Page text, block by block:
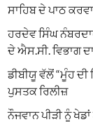
ਸਾਹਿਬ ਦੇ ਪਾਠ
ਹਰਦੇਵ ਸਿੰਘ
ਦੇ ਐਸ.ਸੀ. ਵਿਭਾਗ
ਡੀਬੀਯੂ ਵੱਲੋਂ “ਮੂੰਹ
ਪੁਸਤਕ ਰਿਲੀਜ਼
ਨੌਜਵਾਨ ਪੀੜੀ ਨੂੰ